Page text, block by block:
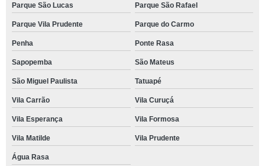
Parque São Lucas Parque São Rafael
Parque Vila Prudente Parque do Carmo
Penha Ponte Rasa
Sapopemba São Mateus
São Miguel Paulista Tatuapé
Vila Carrão Vila Curuçá
Vila Esperança Vila Formosa
Vila Matilde Vila Prudente
Água Rasa